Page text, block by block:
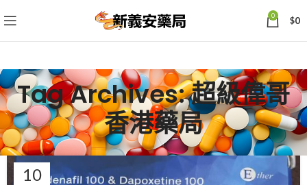
0 $0
Tag Archives: 超級偉哥
香港藥局
10